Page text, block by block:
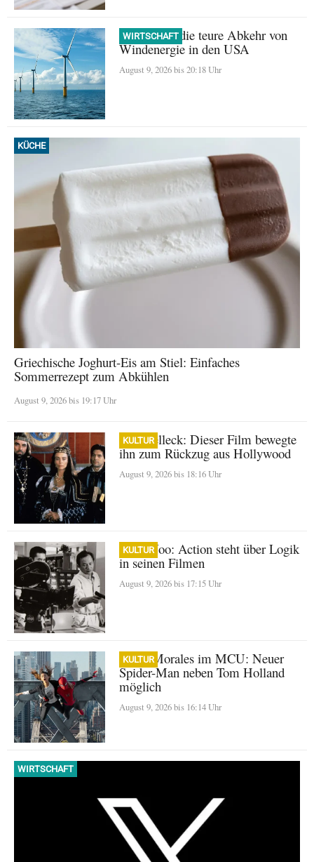
WIRTSCHAFT
Trump und die teure Abkehr von
Windenergie in den USA
August 9, 2026 bis 20:18 Uhr
KÜCHE
Griechische Joghurt-Eis am Stiel: Einfaches
Sommerrezept zum Abkühlen
August 9, 2026 bis 19:17 Uhr
KULTUR
Tom Selleck: Dieser Film bewegte
ihn zum Rückzug aus Hollywood
August 9, 2026 bis 18:16 Uhr
KULTUR
John Woo: Action steht über Logik
in seinen Filmen
August 9, 2026 bis 17:15 Uhr
KULTUR
Miles Morales im MCU: Neuer
Spider-Man neben Tom Holland
möglich
August 9, 2026 bis 16:14 Uhr
WIRTSCHAFT